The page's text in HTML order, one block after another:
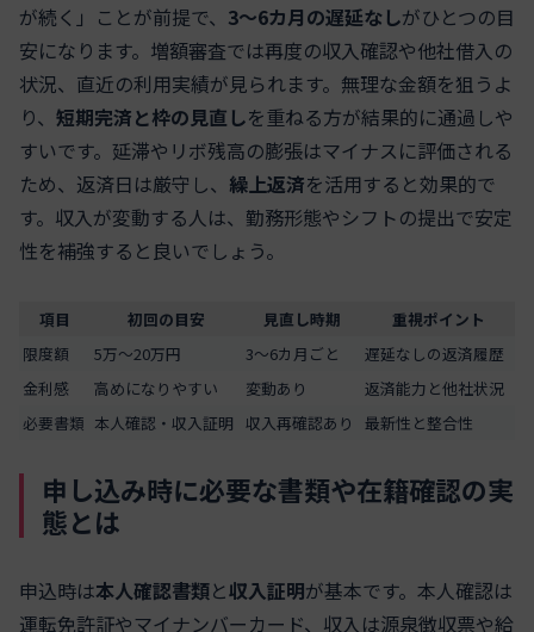
が続く」ことが前提で、 3〜6カ月の遅延なしがひとつの目
安になります。増額審査では再度の収入確認や他社借入の
状況、直近の利用実績が見られます。無理な金額を狙うよ
り、 短期完済と枠の見直しを重ねる方が結果的に通過しや
すいです。延滞やリボ残高の膨張はマイナスに評価される
ため、返済日は厳守し、 繰上返済を活用すると効果的で
す。収入が変動する人は、勤務形態やシフトの提出で安定
性を補強すると良いでしょう。
項目 初回の目安 見直し時期
重視ポイント
限度額
5万〜20万円 3〜6カ月ごと
遅延なしの返済履歴
金利感
高めになりやすい 変動あり
返済能力と他社状況
必要書類 本人確認・収入証明 収入再確認あり 最新性と整合性
申し込み時に必要な書類や在籍確認の実
態とは
申込時は本人確認書類と収入証明が基本です。本人確認は
運転免許証やマイナンバーカード、収入は源泉徴収票や給